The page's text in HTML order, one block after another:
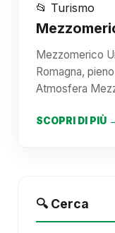
📂 Turismo
Mezzomerico
Romagna,
Atmosfera
SCOPRI DI PIÙ
🔍 Cerca